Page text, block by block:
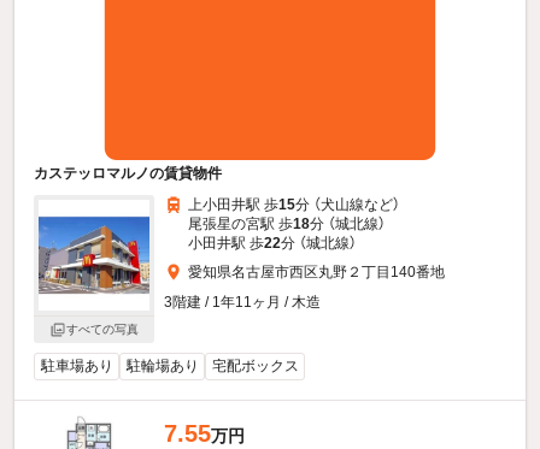
カステッロマルノの賃貸物件
すべての写真
上小田井駅 歩15分 （犬山線など）
尾張星の宮駅 歩18分 （城北線）
小田井駅 歩22分 （城北線）
愛知県名古屋市西区丸野２丁目140番地
3階建 / 1年11ヶ月 / 木造
駐車場あり 駐輪場あり 宅配ボックス
7.55万円